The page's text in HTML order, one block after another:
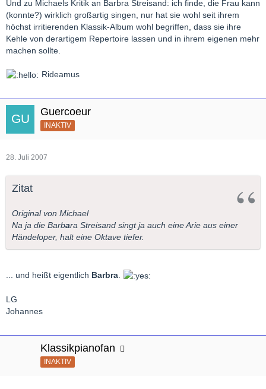
Und zu Michaels Kritik an Barbra Streisand: ich finde, die Frau kann
(konnte?) wirklich großartig singen, nur hat sie wohl seit ihrem
höchst irritierenden Klassik-Album wohl begriffen, dass sie ihre
Kehle von derartigem Repertoire lassen und in ihrem eigenen mehr
machen sollte.
Rideamus
Guercoeur
INAKTIV
28. Juli 2007
Zitat
Original von Michael
Na ja die Barbara Streisand singt ja auch eine Arie aus einer
Händeloper, halt eine Oktave tiefer.
... und heißt eigentlich Barbra
LG
Johannes
Klassikpianofan
INAKTIV